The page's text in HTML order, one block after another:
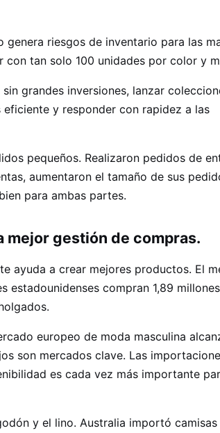
riesgos de inventario para las
tan solo 100 unidades por color y
grandes inversiones, lanzar
y responder con rapidez a las
pequeños. Realizaron pedidos de
aumentaron el tamaño de sus
para ambas partes.
mejor gestión de compras.
ayuda a crear mejores productos. El
estadounidenses compran 1,89
europeo de moda masculina
son mercados clave. Las
es cada vez más importante
y el lino. Australia importó camisas